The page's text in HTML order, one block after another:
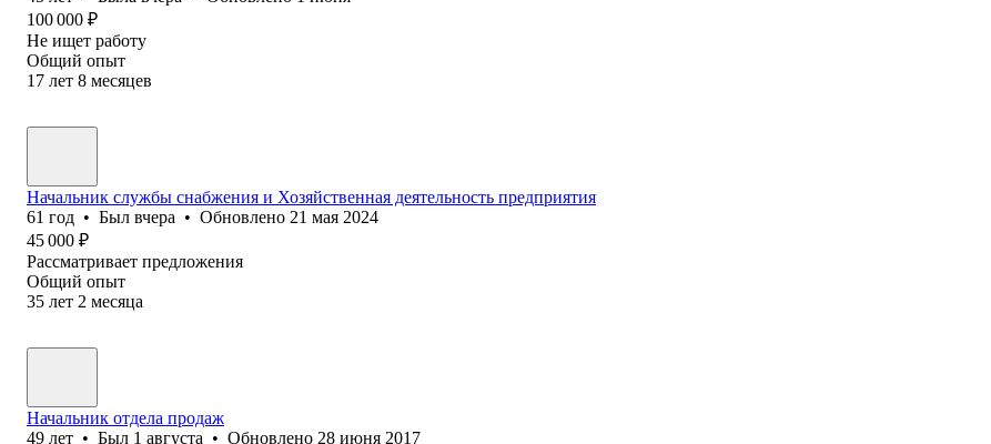
100 000 ₽
Не ищет работу
Общий опыт
17 лет 8 месяцев
Начальник службы снабжения и Хозяйственная деятельность предприятия
61 год • Был вчера • Обновлено 21 мая 2024
45 000 ₽
Рассматривает предложения
Общий опыт
35 лет 2 месяца
Начальник отдела продаж
49 лет • Был 1 августа • Обновлено 28 июня 2017